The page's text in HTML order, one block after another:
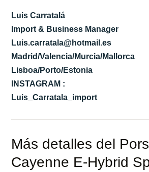
Luis Carratalá
Import & Business Manager
Luis.carratala@hotmail.es
Madrid/Valencia/Murcia/Mallorca
Lisboa/Porto/Estonia
INSTAGRAM :
Luis_Carratala_import
Más detalles del
Cayenne E-Hybrid